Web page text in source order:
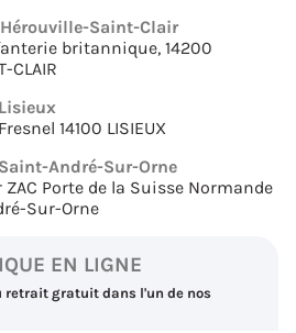
Saint-Clair
britannique, 14200
CLAIR
14100 LISIEUX
André-Sur-Orne
ZAC Porte de la Suisse Normande
Sur-Orne
EN LIGNE
retrait gratuit dans l'un de nos